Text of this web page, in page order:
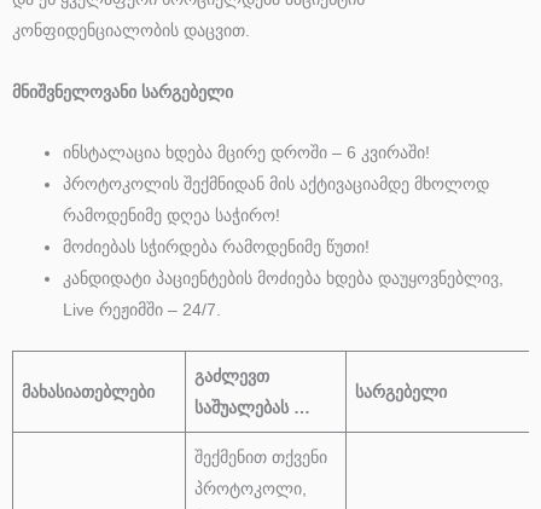
კონფიდენციალობის დაცვით.
მნიშვნელოვანი სარგებელი
ინსტალაცია ხდება მცირე დროში – 6 კვირაში!
პროტოკოლის შექმნიდან მის აქტივაციამდე მხოლოდ
რამოდენიმე დღეა საჭირო!
მოძიებას სჭირდება რამოდენიმე წუთი!
კანდიდატი პაციენტების მოძიება ხდება დაუყოვნებლივ,
Live რეჟიმში – 24/7.
მახასიათებლები
გაძლევთ
საშუალებას …
სარგებელი
შექმენით თქვენი
პროტოკოლი,